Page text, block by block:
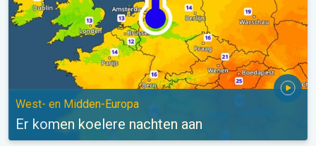
West- en Midden-Europa
Er komen koelere nachten aan